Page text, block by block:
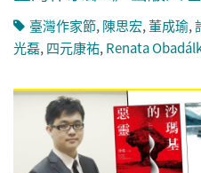
臺灣作家節,陳思宏,董成瑜,
光磊,四元康祐,Renata